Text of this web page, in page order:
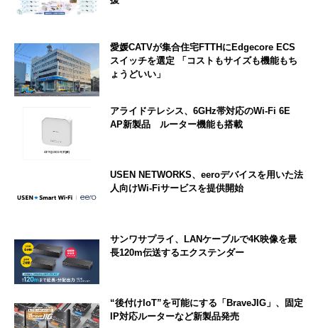
愛媛CATVが集合住宅FTTHにEdgecore ECS
スイッチを選定 「コストもサイズも機能もち
ょうどいい」
アライドテレシス、6GHz帯対応のWi-Fi 6E
AP新製品 ルーター機能も搭載
USEN NETWORKS、eeroデバイスを用いた法
人向けWi-Fiサービスを提供開始
サンワサプライ、LANケーブルで4K映像を最
長120m伝送するエクステンダー
“後付けIoT”を可能にする「BraveJIG」、固定
IP対応ルーターなど新製品発売